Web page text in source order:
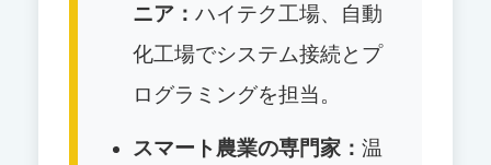
ニア： ハイテク工場、自動
化工場でシステム接続とプ
ログラミングを担当。
スマート農業の専門家： 温